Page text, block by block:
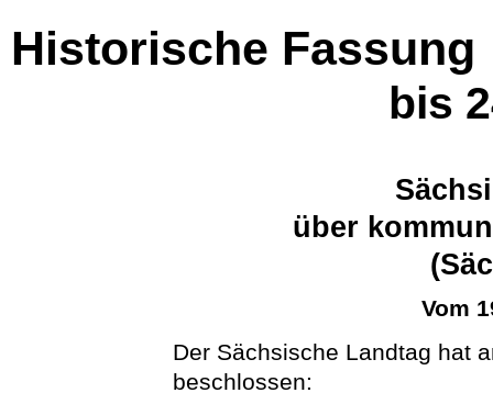
Historische Fassung
bis
über
Vom
Der Sächsische Landtag hat
beschlossen: